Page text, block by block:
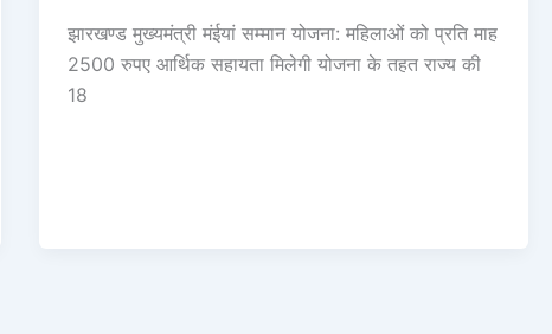
झारखण्ड मुख्यमंत्री मंईयां सम्मान योजना: महिलाओं को प्रति माह
2500 रुपए आर्थिक सहायता मिलेगी योजना के तहत राज्य की
18